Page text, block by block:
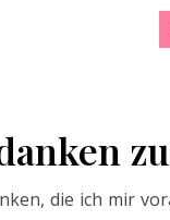
die ich mir